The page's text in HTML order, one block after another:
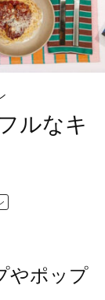
ルなキ
やポップ